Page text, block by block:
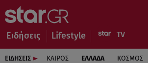
Ειδήσεις Lifestyle
ΕΙΔΗΣΕΙΣ ΚΑΙΡΟΣ ΕΛΛΑΔΑ ΚΟΣΜΟΣ